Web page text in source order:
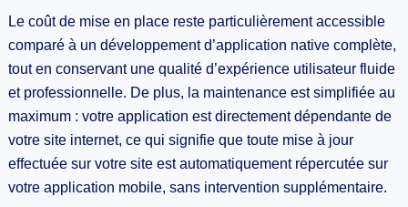
Le coût de mise en place reste particulièrement accessible
comparé à un développement d’application native complète,
tout en conservant une qualité d’expérience utilisateur fluide
et professionnelle. De plus, la maintenance est simplifiée au
maximum : votre application est directement dépendante de
votre site internet, ce qui signifie que toute mise à jour
effectuée sur votre site est automatiquement répercutée sur
votre application mobile, sans intervention supplémentaire.